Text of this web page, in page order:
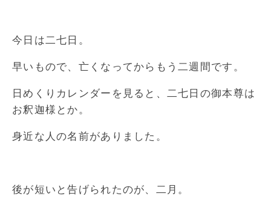
今日は二七日。
早いもので、亡くなってからもう二週間です。
日めくりカレンダーを見ると、二七日の御本尊は
お釈迦様とか。
身近な人の名前がありました。
後が短いと告げられたのが、二月。